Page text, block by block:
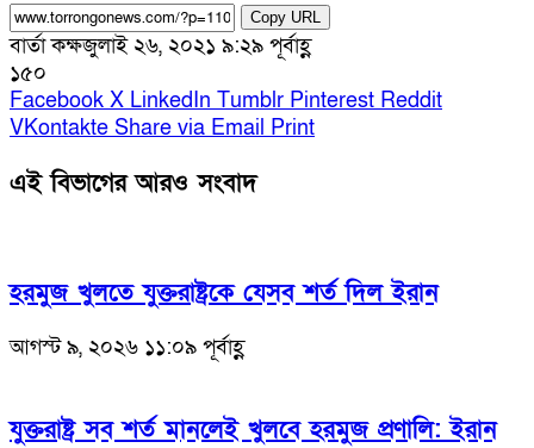
Copy URL
বার্তা কক্ষজুলাই ২৬, ২০২১ ৯:২৯ পূর্বাহ্ণ
১৫০
Facebook X LinkedIn Tumblr Pinterest Reddit
VKontakte Share via Email Print
এই বিভাগের আরও সংবাদ
হরমুজ খুলতে যুক্তরাষ্ট্রকে যেসব শর্ত দিল ইরান
আগস্ট ৯, ২০২৬ ১১:০৯ পূর্বাহ্ণ
যুক্তরাষ্ট্র সব শর্ত মানলেই খুলবে হরমুজ প্রণালি: ইরান